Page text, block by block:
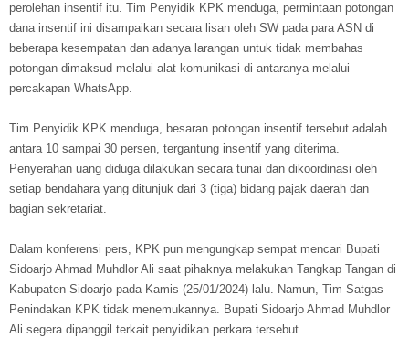
perolehan insentif itu. Tim Penyidik KPK menduga, permintaan potongan
dana insentif ini disampaikan secara lisan oleh SW pada para ASN di
beberapa kesempatan dan adanya larangan untuk tidak membahas
potongan dimaksud melalui alat komunikasi di antaranya melalui
percakapan WhatsApp.
Tim Penyidik KPK menduga, besaran potongan insentif tersebut adalah
antara 10 sampai 30 persen, tergantung insentif yang diterima.
Penyerahan uang diduga dilakukan secara tunai dan dikoordinasi oleh
setiap bendahara yang ditunjuk dari 3 (tiga) bidang pajak daerah dan
bagian sekretariat.
Dalam konferensi pers, KPK pun mengungkap sempat mencari Bupati
Sidoarjo Ahmad Muhdlor Ali saat pihaknya melakukan Tangkap Tangan di
Kabupaten Sidoarjo pada Kamis (25/01/2024) lalu. Namun, Tim Satgas
Penindakan KPK tidak menemukannya. Bupati Sidoarjo Ahmad Muhdlor
Ali segera dipanggil terkait penyidikan perkara tersebut.